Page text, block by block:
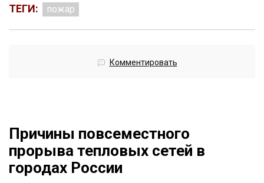
ТЕГИ: пожар
Комментировать
Причины повсеместного
прорыва тепловых сетей в
городах России